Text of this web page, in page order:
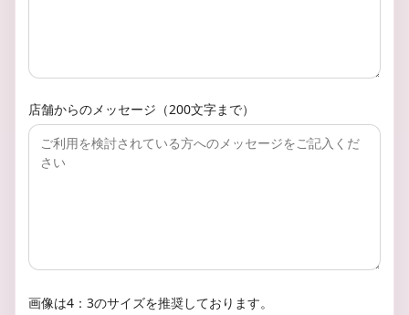
店舗からのメッセージ（200文字まで）
画像は4：3のサイズを推奨しております。